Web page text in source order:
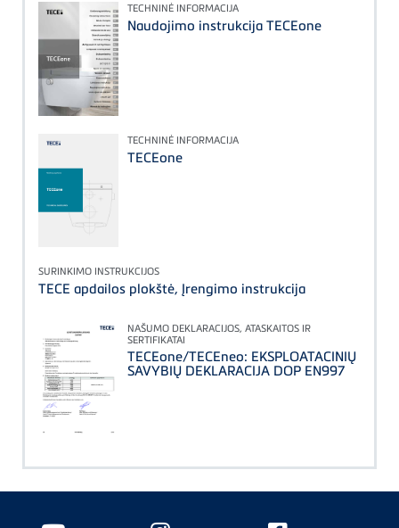
TECHNINĖ INFORMACIJA
Naudojimo instrukcija TECEone
TECHNINĖ INFORMACIJA
TECEone
SURINKIMO INSTRUKCIJOS
TECE apdailos plokštė, Įrengimo instrukcija
NAŠUMO DEKLARACIJOS, ATASKAITOS IR
SERTIFIKATAI
TECEone/TECEneo: EKSPLOATACINIŲ
SAVYBIŲ DEKLARACIJA DOP EN997
Floating